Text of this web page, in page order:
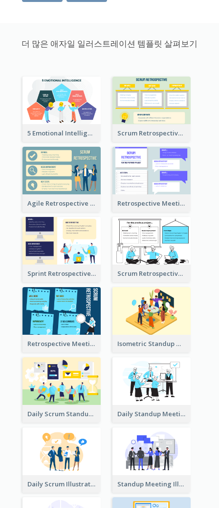
더 많은 애자일 일러스트레이션 템플릿 살펴보기
5 Emotional Intelligence Illustration Scrum Retrospective Meeting Questions
Agile Retrospective Template Retrospective Meeting Questions
Sprint Retrospective Illustration Scrum Retrospective Meeting Illustration
Retrospective Meeting Ideas Isometric Standup Meeting Illustration
Daily Scrum Standup Meeting Illustration Daily Standup Meeting Illustration
Daily Scrum Illustration Standup Meeting Illustration